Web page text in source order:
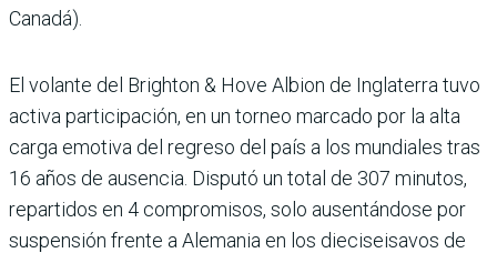
Canadá).
El volante del Brighton & Hove Albion de Inglaterra tuvo
activa participación, en un torneo marcado por la alta
carga emotiva del regreso del país a los mundiales tras
16 años de ausencia. Disputó un total de 307 minutos,
repar­tidos en 4 compromisos, solo ausentándose por
suspensión frente a Alemania en los die­ciseisavos de